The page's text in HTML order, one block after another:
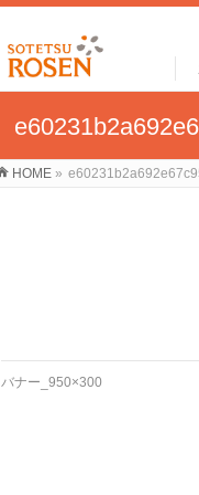
HOME »
バナー_950×300